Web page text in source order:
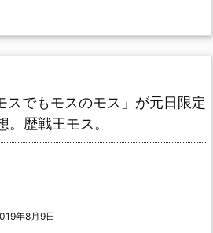
スでもモスのモス」が元日限定
。歴戦王モス。
年8月9日